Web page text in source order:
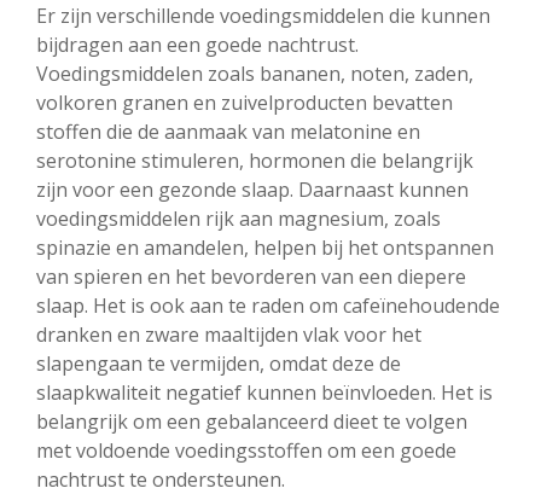
Er zijn verschillende voedingsmiddelen die kunnen
bijdragen aan een goede nachtrust.
Voedingsmiddelen zoals bananen, noten, zaden,
volkoren granen en zuivelproducten bevatten
stoffen die de aanmaak van melatonine en
serotonine stimuleren, hormonen die belangrijk
zijn voor een gezonde slaap. Daarnaast kunnen
voedingsmiddelen rijk aan magnesium, zoals
spinazie en amandelen, helpen bij het ontspannen
van spieren en het bevorderen van een diepere
slaap. Het is ook aan te raden om cafeïnehoudende
dranken en zware maaltijden vlak voor het
slapengaan te vermijden, omdat deze de
slaapkwaliteit negatief kunnen beïnvloeden. Het is
belangrijk om een gebalanceerd dieet te volgen
met voldoende voedingsstoffen om een goede
nachtrust te ondersteunen.